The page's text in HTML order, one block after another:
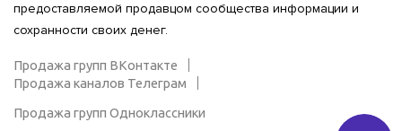
предоставляемой продавцом сообщества информации и
сохранности своих денег.
Продажа групп ВКонтакте
Продажа каналов Телеграм
Продажа групп Одноклассники